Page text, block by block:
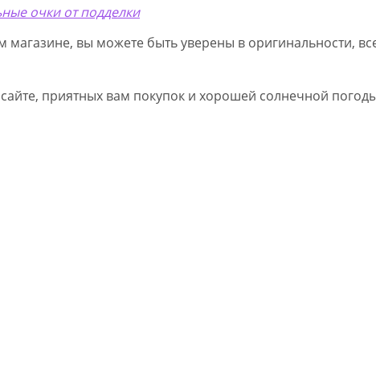
очки от подделки
вы можете быть уверены в оригинальности,
приятных вам покупок и хорошей солнечной